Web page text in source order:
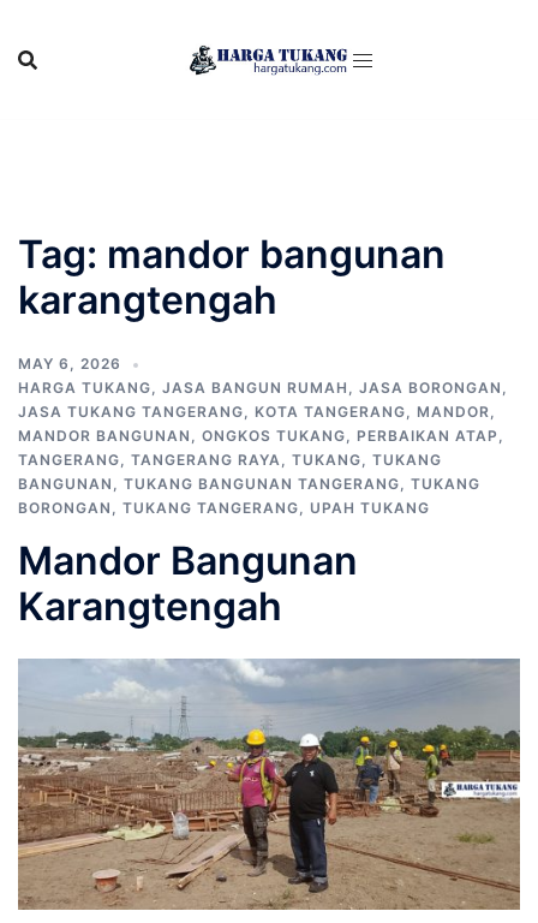
content
Tag: mandor bangunan
karangtengah
MAY 6, 2026
HARGA TUKANG, JASA BANGUN RUMAH , JASA BORONGAN ,
JASA TUKANG TANGERANG, KOTA TANGERANG, MANDOR,
MANDOR BANGUNAN , ONGKOS TUKANG, PERBAIKAN ATAP ,
TANGERANG, TANGERANG RAYA, TUKANG, TUKANG
BANGUNAN , TUKANG BANGUNAN TANGERANG, TUKANG
BORONGAN , TUKANG TANGERANG, UPAH TUKANG
Mandor Bangunan
Karangtengah